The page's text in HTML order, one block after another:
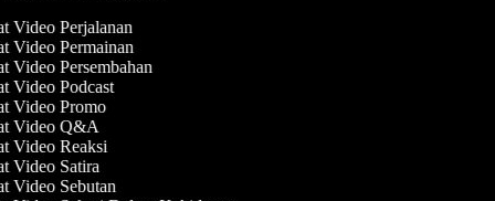
Video Perjalanan
Video Permainan
Video Persembahan
Video Podcast
Video Promo
Video Q&A
Video Reaksi
Video Satira
Video Sebutan